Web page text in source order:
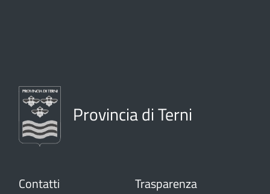
Provincia di Terni
Contatti Trasparenza